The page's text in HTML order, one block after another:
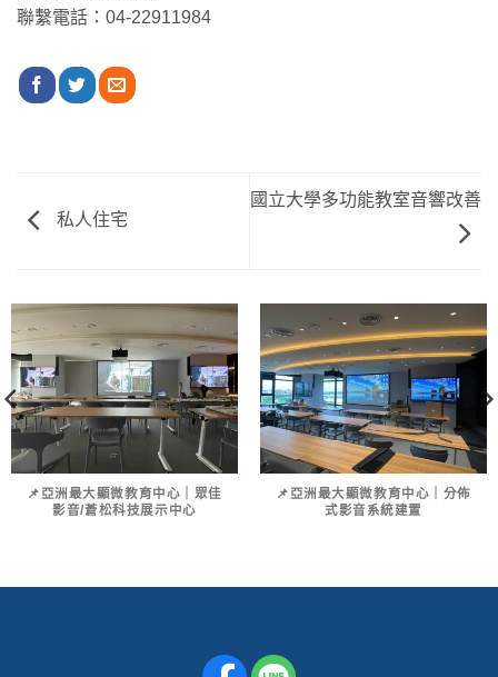
聯繫電話：04-22911984
私人住宅
國立大學多功能教室音響改善
📌亞洲最大顯微教育中心｜眾佳
影音/蒼松科技展示中心
📌亞洲最大顯微教育中心｜分佈
式影音系統建置